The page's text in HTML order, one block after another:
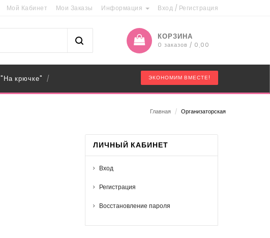
Мой Кабинет Мои Заказы Информация Вход / Регистрация
КОРЗИНА
0 заказов / 0,00
крючке" / ЭКОНОМИМ ВМЕСТЕ!
Главная / Организаторская
ЛИЧНЫЙ КАБИНЕТ
Вход
Регистрация
Восстановление пароля